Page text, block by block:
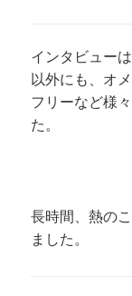
インタビュー
以外にも、オ
フリーなど様
た。
長時間、熱の
ました。